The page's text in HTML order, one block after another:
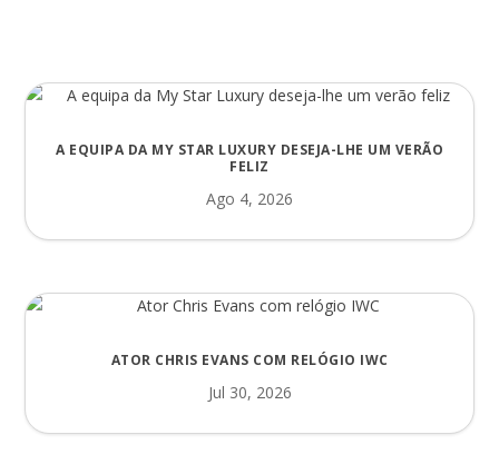
A EQUIPA DA MY STAR LUXURY DESEJA-LHE UM VERÃO
FELIZ
Ago 4, 2026
ATOR CHRIS EVANS COM RELÓGIO IWC
Jul 30, 2026